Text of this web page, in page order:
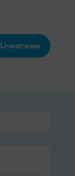
Livestream